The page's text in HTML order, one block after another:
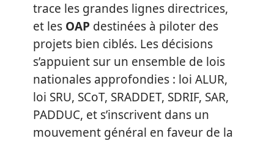
trace les grandes lignes directrices,
et les OAP destinées à piloter des
projets bien ciblés. Les décisions
s’appuient sur un ensemble de lois
nationales approfondies : loi ALUR,
loi SRU, SCoT, SRADDET, SDRIF, SAR,
PADDUC, et s’inscrivent dans un
mouvement général en faveur de la